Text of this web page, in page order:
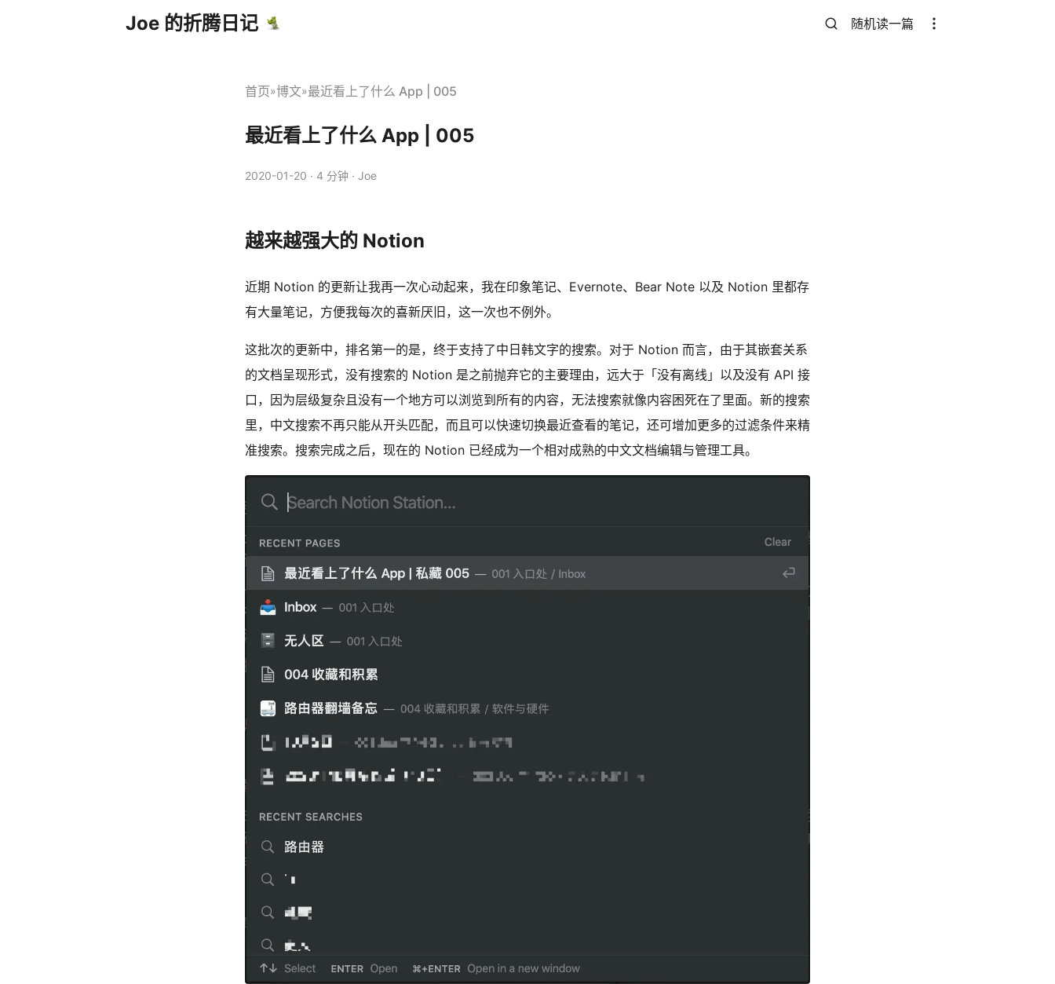
Joe 的折腾日记 随机读一篇
首页»博文»最近看上了什么 App | 005
最近看上了什么 App | 005
2020-01-20 · 4 分钟 · Joe
越来越强大的 Notion
近期 Notion 的更新让我再一次心动起来，我在印象笔记、Evernote、Bear Note 以及 Notion 里都存
有大量笔记，方便我每次的喜新厌旧，这一次也不例外。
这批次的更新中，排名第一的是，终于支持了中日韩文字的搜索。对于 Notion 而言，由于其嵌套关系
的文档呈现形式，没有搜索的 Notion 是之前抛弃它的主要理由，远大于「没有离线」以及没有 API 接
口，因为层级复杂且没有一个地方可以浏览到所有的内容，无法搜索就像内容困死在了里面。新的搜索
里，中文搜索不再只能从开头匹配，而且可以快速切换最近查看的笔记，还可增加更多的过滤条件来精
准搜索。搜索完成之后，现在的 Notion 已经成为一个相对成熟的中文文档编辑与管理工具。